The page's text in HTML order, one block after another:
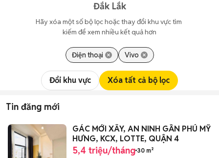
Đắk Lắk
Hãy xóa một số bộ lọc hoặc thay đổi khu vực tìm
kiếm để xem nhiều kết quả hơn
Điện thoại Vivo
Đổi khu vực Xóa tất cả bộ lọc
Tin đăng mới
GÁC MỚI XÂY, AN NINH GẦN PHÚ MỸ
HƯNG, KCX, LOTTE, QUẬN 4
5,4 triệu/tháng 30 m²